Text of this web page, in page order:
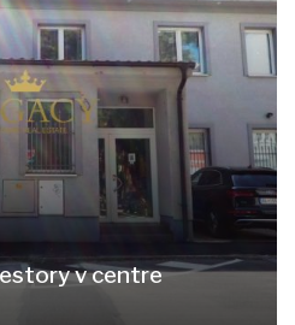
v centre